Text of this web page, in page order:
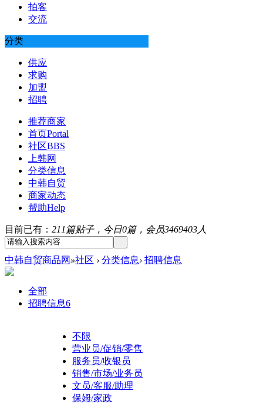
拍客
交流
分类
供应
求购
加盟
招聘
推荐商家
首页Portal
社区BBS
上韩网
分类信息
中韩自贸
商家动态
帮助Help
目前已有： 211篇贴子，今日0篇，会员3469403人
中韩自贸商品网 »社区 › 分类信息› 招聘信息
全部
招聘信息6
不限
营业员/促销/零售
服务员/收银员
销售/市场/业务员
文员/客服/助理
保姆/家政